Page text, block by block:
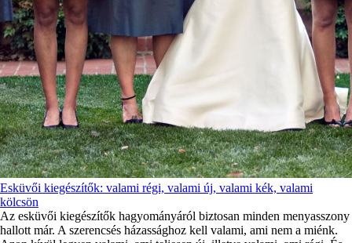
Esküvői kiegészítők: valami régi, valami új, valami kék, valami
kölcsön
Az esküvői kiegészítők hagyományáról biztosan minden menyasszony
hallott már. A szerencsés házassághoz kell valami, ami nem a miénk.